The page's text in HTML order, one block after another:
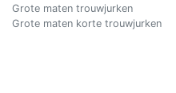
Grote maten trouwjurken
Grote maten korte trouwjurken